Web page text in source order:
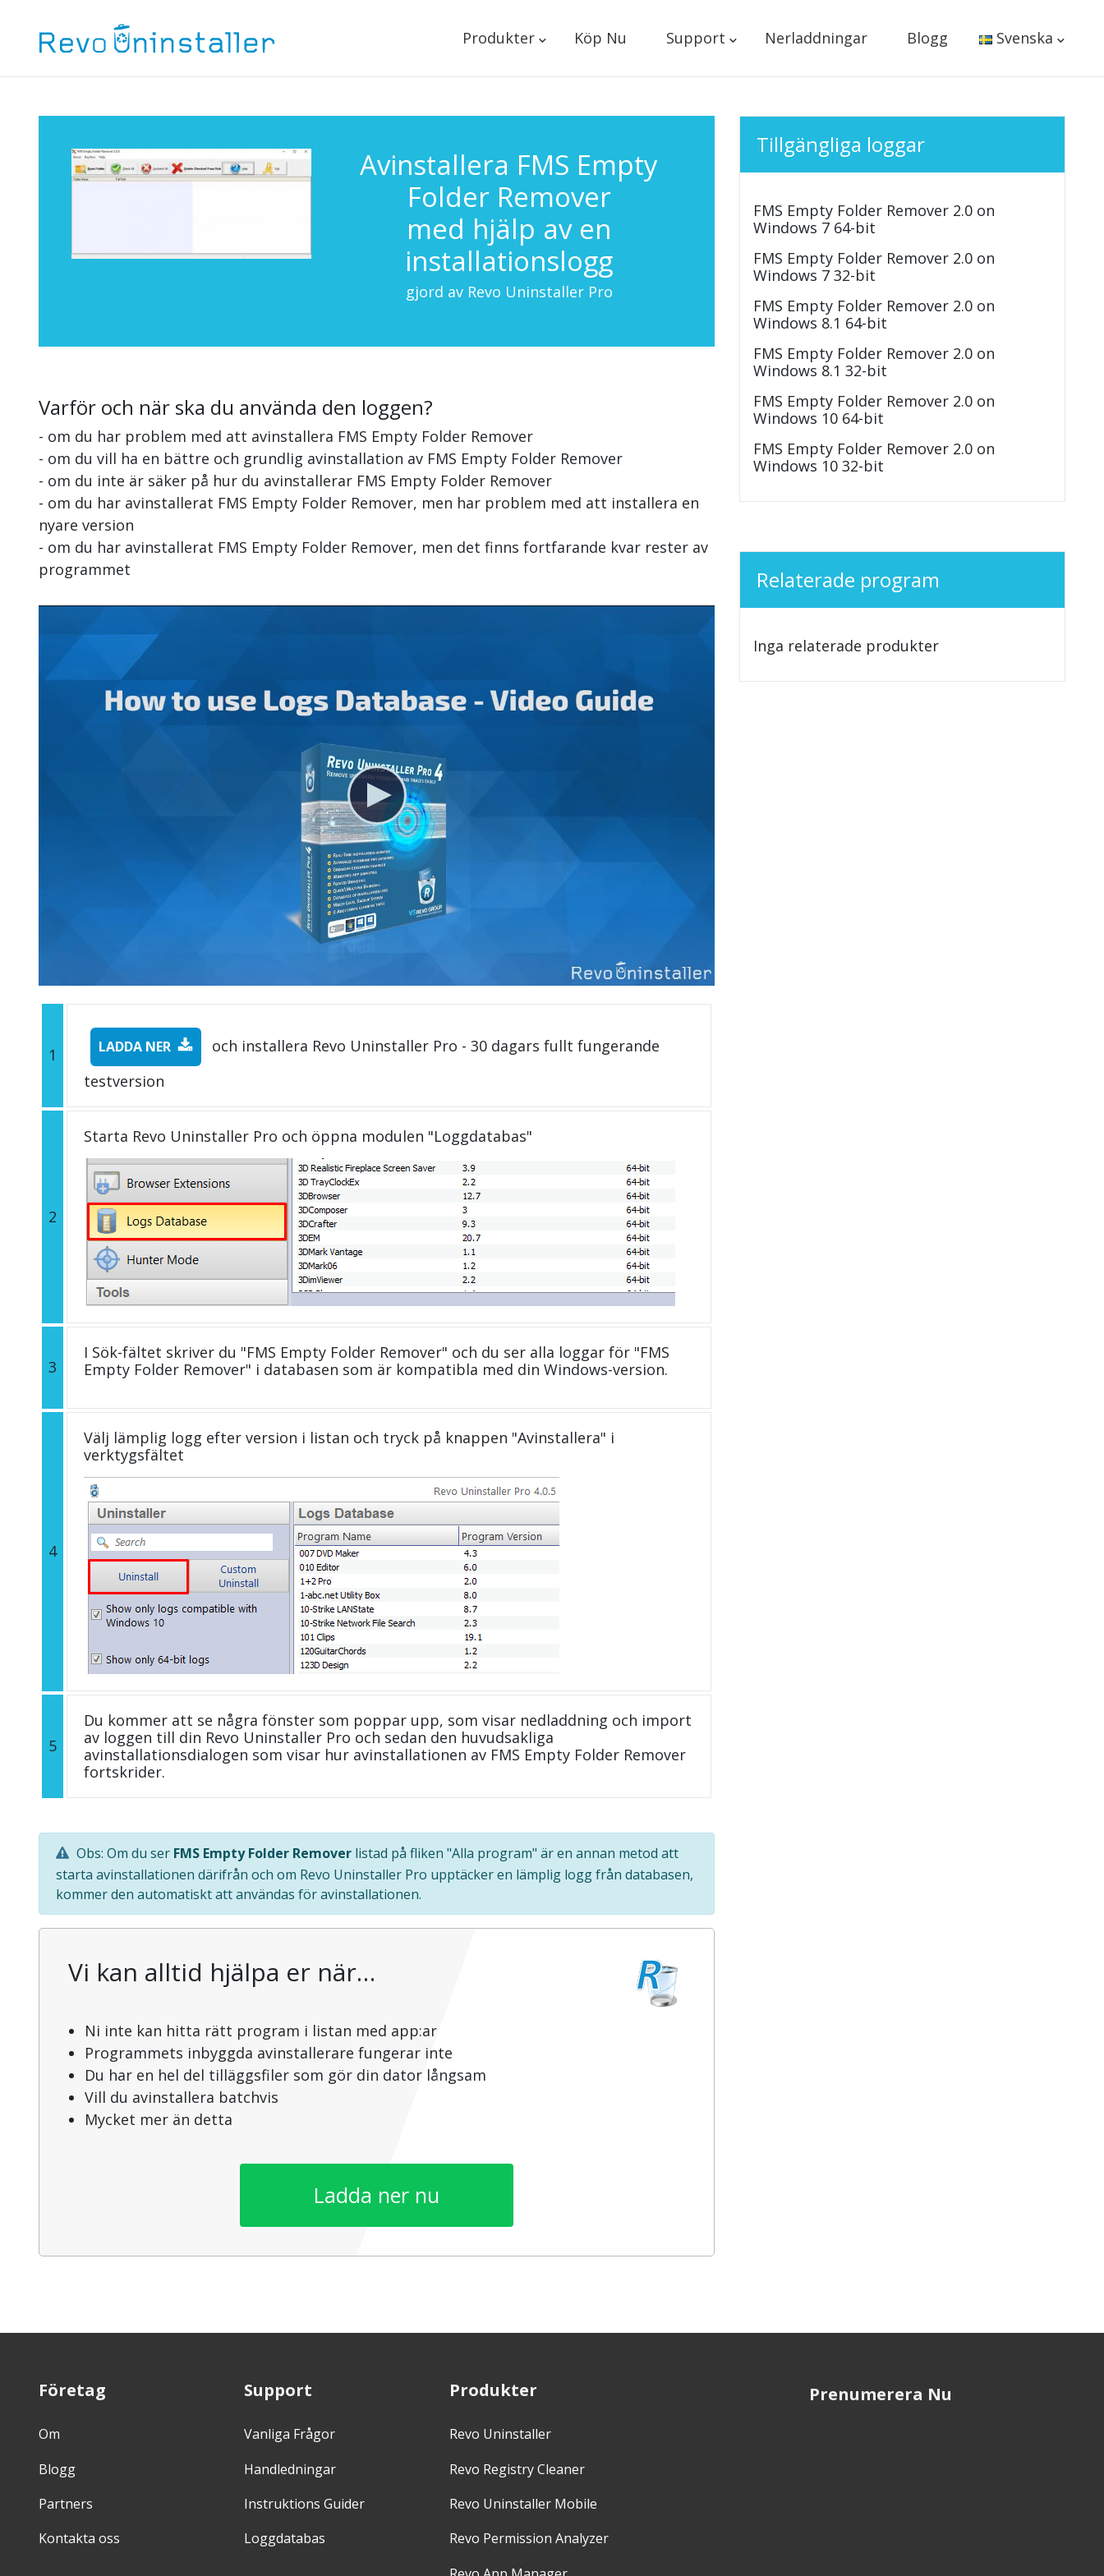
Produkter Köp Nu Support Nerladdningar Blogg Svenska
Avinstallera FMS Empty
Folder Remover
med hjälp av en
installationslogg
gjord av Revo Uninstaller Pro
Varför och när ska du använda den loggen?
- om du har problem med att avinstallera FMS Empty Folder Remover
- om du vill ha en bättre och grundlig avinstallation av FMS Empty Folder Remover
- om du inte är säker på hur du avinstallerar FMS Empty Folder Remover
- om du har avinstallerat FMS Empty Folder Remover, men har problem med att installera en
nyare version
- om du har avinstallerat FMS Empty Folder Remover, men det finns fortfarande kvar rester av
programmet
1 LADDA NER
och installera Revo Uninstaller Pro - 30 dagars fullt fungerande
testversion
2
Starta Revo Uninstaller Pro och öppna modulen "Loggdatabas"
3
I Sök-fältet skriver du "FMS Empty Folder Remover" och du ser alla loggar för "FMS
Empty Folder Remover" i databasen som är kompatibla med din Windows-version.
4
Välj lämplig logg efter version i listan och tryck på knappen "Avinstallera" i
verktygsfältet
5
Du kommer att se några fönster som poppar upp, som visar nedladdning och import
av loggen till din Revo Uninstaller Pro och sedan den huvudsakliga
avinstallationsdialogen som visar hur avinstallationen av FMS Empty Folder Remover
fortskrider.
Obs: Om du ser FMS Empty Folder Remover listad på fliken "Alla program" är en annan metod att
starta avinstallationen därifrån och om Revo Uninstaller Pro upptäcker en lämplig logg från databasen,
kommer den automatiskt att användas för avinstallationen.
Vi kan alltid hjälpa er när…
Ni inte kan hitta rätt program i listan med app:ar
Programmets inbyggda avinstallerare fungerar inte
Du har en hel del tilläggsfiler som gör din dator långsam
Vill du avinstallera batchvis
Mycket mer än detta
Ladda ner nu
Tillgängliga loggar
FMS Empty Folder Remover 2.0 on
Windows 7 64-bit
FMS Empty Folder Remover 2.0 on
Windows 7 32-bit
FMS Empty Folder Remover 2.0 on
Windows 8.1 64-bit
FMS Empty Folder Remover 2.0 on
Windows 8.1 32-bit
FMS Empty Folder Remover 2.0 on
Windows 10 64-bit
FMS Empty Folder Remover 2.0 on
Windows 10 32-bit
Relaterade program
Inga relaterade produkter
Företag
Om
Blogg
Partners
Kontakta oss
Support
Vanliga Frågor
Handledningar
Instruktions Guider
Loggdatabas
Produkter
Revo Uninstaller
Revo Registry Cleaner
Revo Uninstaller Mobile
Revo Permission Analyzer
Prenumerera Nu